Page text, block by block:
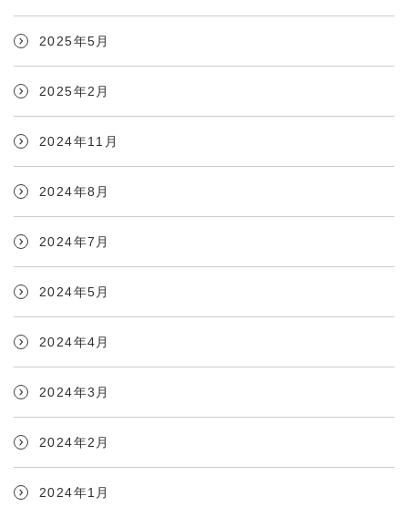
2025年5月
2025年2月
2024年11月
2024年8月
2024年7月
2024年5月
2024年4月
2024年3月
2024年2月
2024年1月